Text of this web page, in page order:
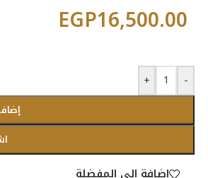
EGP16,500.00
-
+
إضافة الى المفضلة